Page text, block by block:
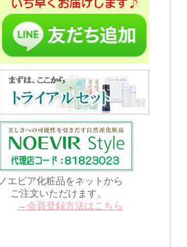
ノエビア化粧品をネットから
ご注文いただけます。
→会員登録方法はこちら